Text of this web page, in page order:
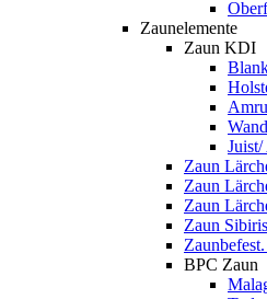
Zaunelemente
Zaun KDI
Zaun
Zaun
Zaun
Zaun
BPC Zaun